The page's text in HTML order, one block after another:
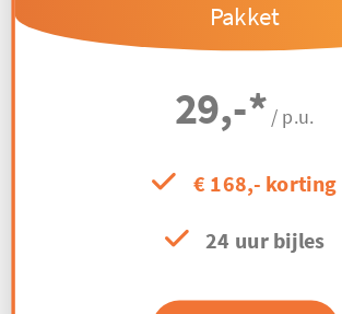
Pakket
29,-* / p.u.
€ 168,- korting
24 uur bijles